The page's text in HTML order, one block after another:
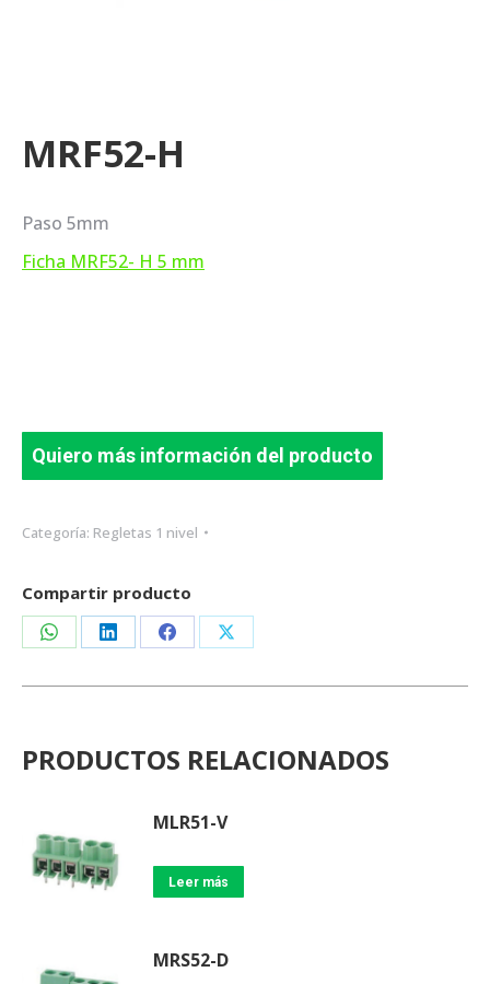
MRF52-H
Paso 5mm
Ficha MRF52- H 5 mm
Quiero más información del producto
Categoría: Regletas 1 nivel
Compartir producto
Share
on
Share
on
Share
on
Share
on
PRODUCTOS RELACIONADOS
MLR51-V
Leer más
MRS52-D